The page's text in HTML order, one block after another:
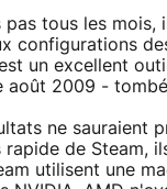
pas tous les
configurations
un excellent
août 2009 -
ne sauraient
de Steam,
utilisent une